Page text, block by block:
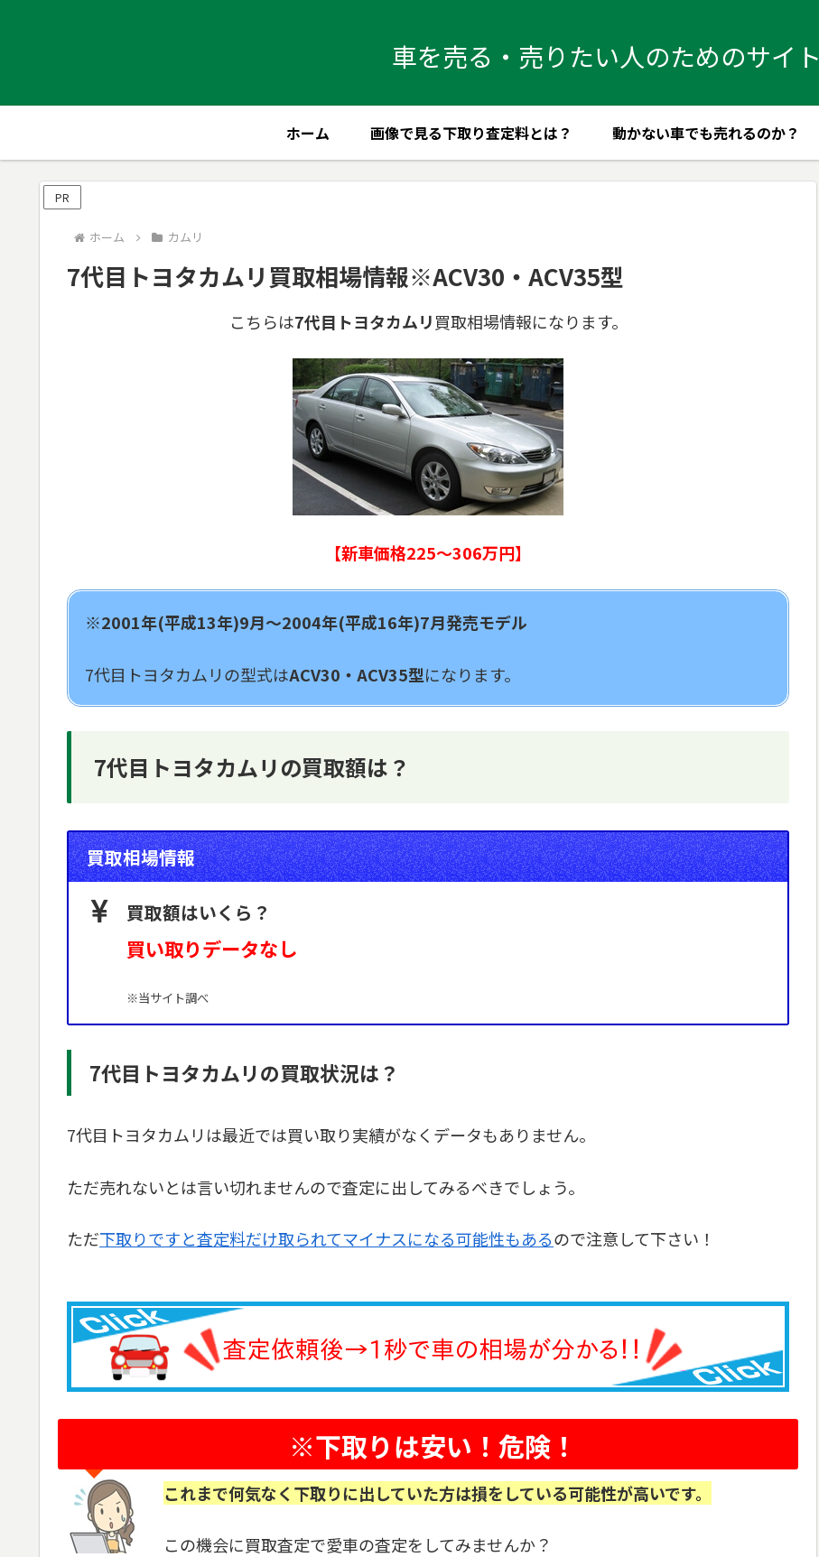
車を売る・売りたい人のためのサイト
ホーム 画像で見る下取り査定料とは？ 動かない車でも売れるのか？
PR
ホーム カムリ
7代目トヨタカムリ買取相場情報※ACV30・ACV35型
こちらは7代目トヨタカムリ買取相場情報になります。
【新車価格225～306万円】
※2001年(平成13年)9月～2004年(平成16年)7月発売モデル
7代目トヨタカムリの型式はACV30・ACV35型になります。
7代目トヨタカムリの買取額は？
買取相場情報
買取額はいくら？
買い取りデータなし
※当サイト調べ
7代目トヨタカムリの買取状況は？
7代目トヨタカムリは最近では買い取り実績がなくデータもありません。
ただ売れないとは言い切れませんので査定に出してみるべきでしょう。
ただ下取りですと査定料だけ取られてマイナスになる可能性もあるので注意して下さい！
※下取りは安い！危険！
これまで何気なく下取りに出していた方は損をしている可能性が高いです。
この機会に買取査定で愛車の査定をしてみませんか？